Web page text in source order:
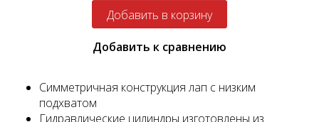
Добавить к сравнению
Cимметричная конструкция лап с низким
подхватом
Гидравлические цилиндры изготовлены из